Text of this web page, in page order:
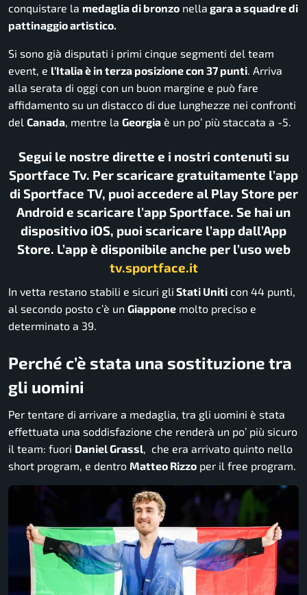
conquistare la medaglia di bronzo nella gara a squadre di
pattinaggio artistico.
Si sono già disputati i primi cinque segmenti del team
event, e l’Italia è in terza posizione con 37 punti. Arriva
alla serata di oggi con un buon margine e può fare
affidamento su un distacco di due lunghezze nei confronti
del Canada, mentre la Georgia è un po’ più staccata a -5.
Segui le nostre dirette e i nostri contenuti su
Sportface Tv. Per scaricare gratuitamente l’app
di Sportface TV, puoi accedere al Play Store per
Android e scaricare l’app Sportface. Se hai un
dispositivo iOS, puoi scaricare l’app dall’App
Store. L’app è disponibile anche per l’uso web
tv.sportface.it
In vetta restano stabili e sicuri gli Stati Uniti con 44 punti,
al secondo posto c’è un Giappone molto preciso e
determinato a 39.
Perché c’è stata una sostituzione tra
gli uomini
Per tentare di arrivare a medaglia, tra gli uomini è stata
effettuata una soddisfazione che renderà un po’ più sicuro
il team: fuori Daniel Grassl, che era arrivato quinto nello
short program, e dentro Matteo Rizzo per il free program.